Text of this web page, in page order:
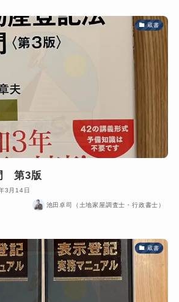
蔵書
第3版
3月14日
池田卓司（土地家屋調査士・行政書士）
蔵書